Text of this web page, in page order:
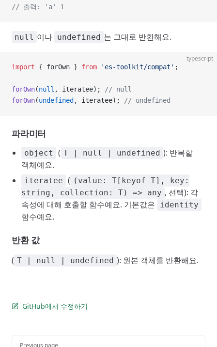
// 출력: 'a' 1
null 이나 undefined 는 그대로 반환해요.
typescript
import { forOwn } from 'es-toolkit/compat' ;
forOwn(null , iteratee);
// null
forOwn(undefined , iteratee); // undefined
파라미터
object ( T | null | undefined ): 반복할
객체예요.
iteratee ( (value: T[keyof T], key:
string, collection: T) => any , 선택): 각
속성에 대해 호출할 함수예요. 기본값은
identity
함수예요.
반환 값
( T | null | undefined ): 원본 객체를 반환해요.
GitHub에서 수정하기
Pager
Previous page